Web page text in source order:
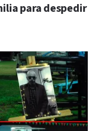
para despedir